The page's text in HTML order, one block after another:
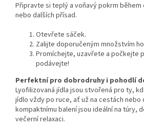
Připravte si teplý a voňavý pokrm během
nebo dalších přísad.
Otevřete sáček.
Zalijte doporučeným množstvím
Promíchejte, uzavřete a počkejte
podávejte!
Perfektní pro dobrodruhy i pohodlí
Lyofilizovaná jídla jsou stvořená pro ty,
jídlo vždy po ruce, ať už na cestách nebo
kompaktnímu balení jsou ideální na túry,
večerní relaxaci.